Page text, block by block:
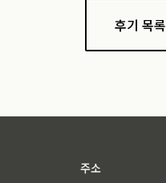
후기 목
주소